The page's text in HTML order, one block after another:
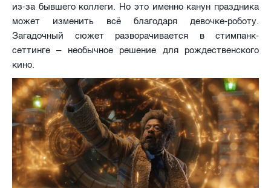
из-за бывшего коллеги. Но это именно канун праздника
может изменить всё благодаря девочке-роботу.
Загадочный сюжет разворачивается в стимпанк-
сеттинге – необычное решение для рождественского
кино.